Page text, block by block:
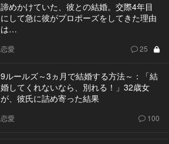
諦めかけていた、彼との結婚。交際4年目
にして急に彼がプロポーズをしてきた理由
は…
恋愛 25
9ルールズ～3ヵ月で結婚する方法～：「結
婚してくれないなら、別れる！」32歳女
が、彼氏に詰め寄った結果
恋愛 100